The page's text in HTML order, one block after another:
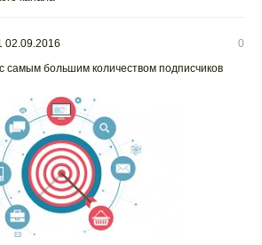
02.09.2016
0
самым большим количеством подписчиков